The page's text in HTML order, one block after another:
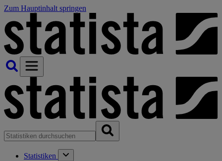
Zum Hauptinhalt springen
Statistiken